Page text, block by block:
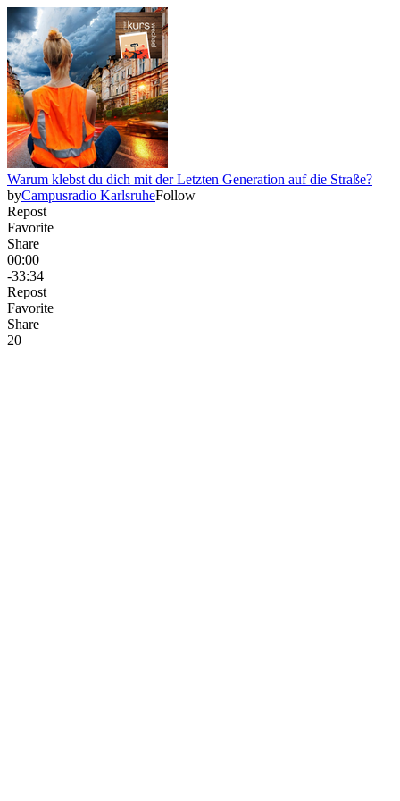
Warum klebst du dich mit der Letzten Generation auf die Straße?
byCampusradio KarlsruheFollow
Repost
Favorite
Share
00:00
-33:34
Repost
Favorite
Share
20